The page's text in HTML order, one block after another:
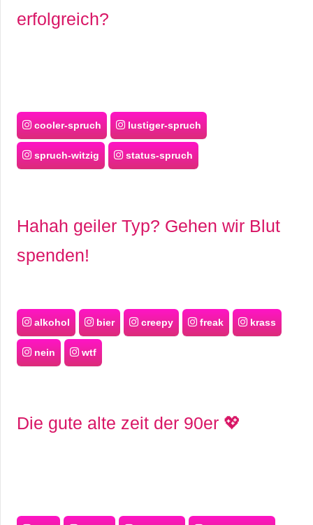
erfolgreich?
cooler-spruch lustiger-spruch
spruch-witzig status-spruch
Hahah geiler Typ? Gehen wir Blut
spenden!
alkohol bier creepy freak krass
nein wtf
Die gute alte zeit der 90er 💖